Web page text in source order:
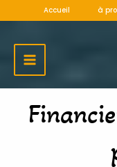
contenu
Accueil à
MENU